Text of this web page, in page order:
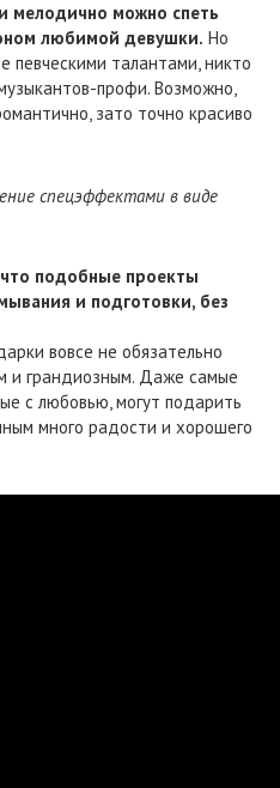
мелодично можно спеть
любимой девушки. Но
певческими талантами, никто
профи. Возможно,
зато точно красиво
спецэффектами в виде
подобные проекты
и подготовки, без
вовсе не обязательно
и грандиозным. Даже самые
с любовью, могут подарить
много радости и хорошего